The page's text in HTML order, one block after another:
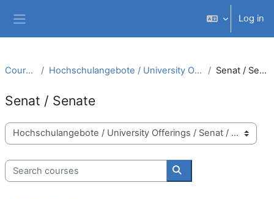
Log in
Courses Hochschulangebote / University Offerings Senat / Senate
Senat / Senate
Course categories
Search courses
Search courses